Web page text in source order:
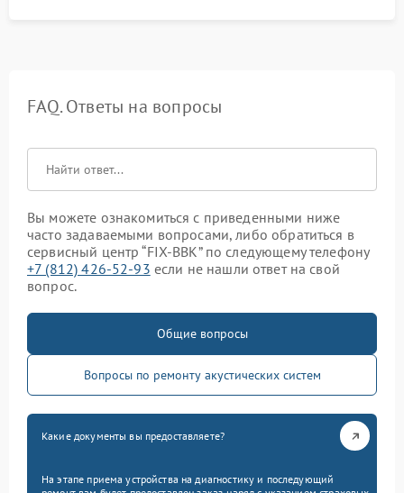
FAQ. Ответы на вопросы
Вы можете ознакомиться с приведенными ниже
часто задаваемыми вопросами, либо обратиться в
сервисный центр “FIX-BBK” по следующему телефону
+7 (812) 426-52-93 если не нашли ответ на свой
вопрос.
Общие вопросы
Вопросы по ремонту акустических систем
Какие документы вы предоставляете?
На этапе приема устройства на диагностику и последующий